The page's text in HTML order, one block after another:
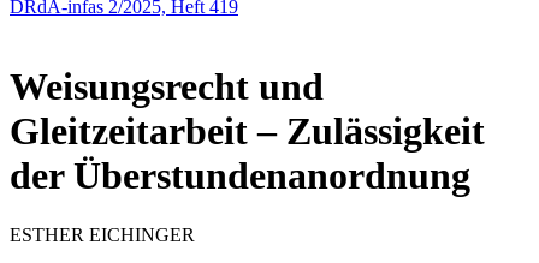
DRdA-infas 2/2025, Heft 419
Weisungsrecht und
Gleitzeitarbeit – Zulässigkeit
der Überstundenanordnung
ESTHER EICHINGER